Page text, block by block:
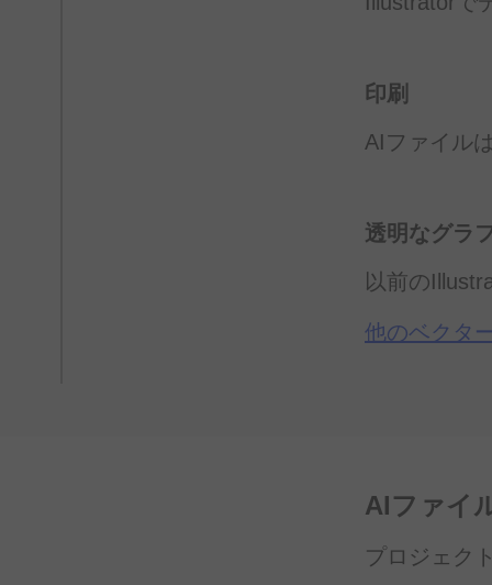
印刷
AIファイル
透明なグラ
以前の
他のベクタ
AIファイ
プロジェク